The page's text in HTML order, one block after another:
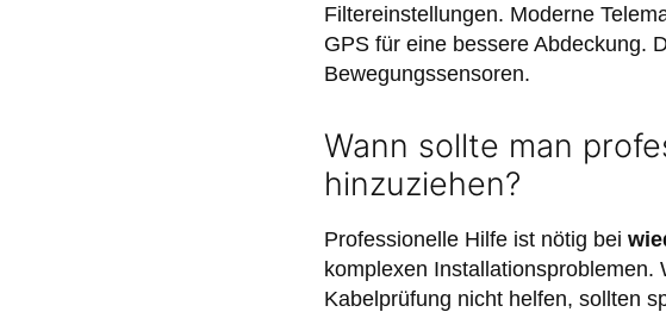
Filtereinstellungen. Moderne
GPS für eine bessere Abdeckung.
Bewegungssensoren.
Wann sollte man
hinzuziehen?
Professionelle Hilfe ist nötig bei
komplexen
Kabelprüfung nicht helfen, sollten